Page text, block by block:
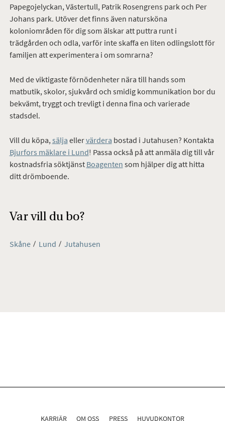
Papegojelyckan, Västertull, Patrik Rosengrens park och Per
Johans park. Utöver det finns även natursköna
koloniområden för dig som älskar att puttra runt i
trädgården och odla, varför inte skaffa en liten odlingslott för
familjen att experimentera i om somrarna?
Med de viktigaste förnödenheter nära till hands som
matbutik, skolor, sjukvård och smidig kommunikation bor du
bekvämt, tryggt och trevligt i denna fina och varierade
stadsdel.
Vill du köpa, sälja ellervärdera bostad i Jutahusen? Kontakta
Bjurfors mäklare i Lund! Passa också på att anmäla dig till vår
kostnadsfria söktjänst Boagenten som hjälper dig att hitta
ditt drömboende.
Var vill du bo?
Skåne Lund Jutahusen
KARRIÄR OM OSS PRESS HUVUDKONTOR